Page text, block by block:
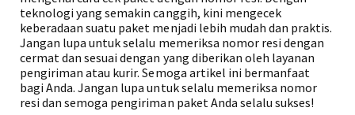
teknologi yang semakin canggih, kini mengecek
keberadaan suatu paket menjadi lebih mudah dan praktis.
Jangan lupa untuk selalu memeriksa nomor resi dengan
cermat dan sesuai dengan yang diberikan oleh layanan
pengiriman atau kurir. Semoga artikel ini bermanfaat
bagi Anda. Jangan lupa untuk selalu memeriksa nomor
resi dan semoga pengiriman paket Anda selalu sukses!